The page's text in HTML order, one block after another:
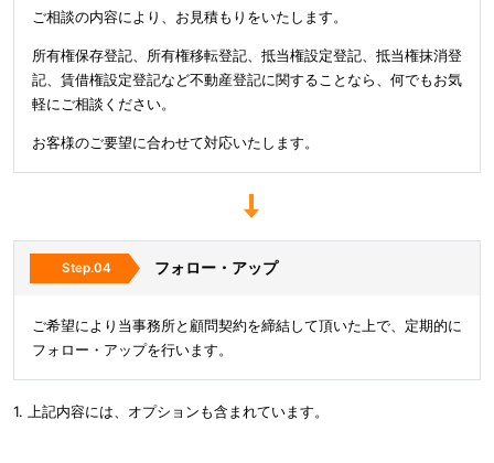
ご相談の内容により、お見積もりをいたします。
所有権保存登記、所有権移転登記、抵当権設定登記、抵当権抹消登
記、賃借権設定登記など不動産登記に関することなら、何でもお気
軽にご相談ください。
お客様のご要望に合わせて対応いたします。
フォロー・アップ
ご希望により当事務所と顧問契約を締結して頂いた上で、定期的に
フォロー・アップを行います。
1. 上記内容には、オプションも含まれています。